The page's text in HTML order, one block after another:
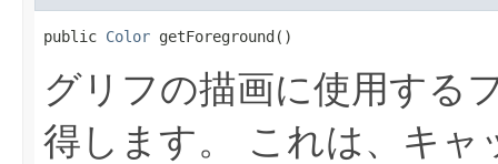
public Color getForeground()
グリフの描画に使用する
得します。
これは、キャ